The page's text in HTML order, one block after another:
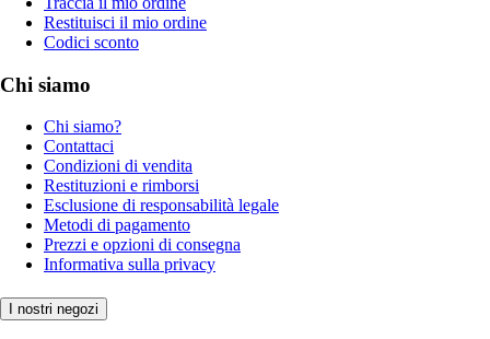
Restituisci il mio ordine
Codici sconto
Chi siamo
Chi siamo?
Contattaci
Condizioni di vendita
Restituzioni e rimborsi
Esclusione di responsabilità legale
Metodi di pagamento
Prezzi e opzioni di consegna
Informativa sulla privacy
I nostri negozi